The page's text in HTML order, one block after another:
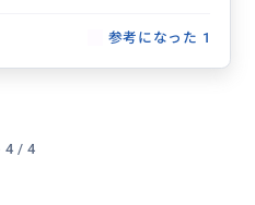
参考になった 1
4 / 4